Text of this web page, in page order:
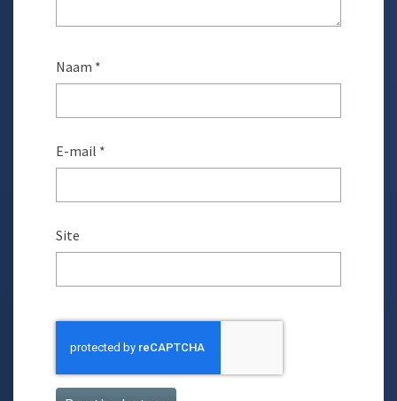
Naam *
E-mail *
Site